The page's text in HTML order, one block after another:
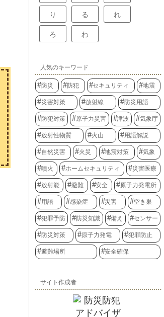
り る れ
ろ わ
人気のキーワード
防災 防犯 セキュリティ 地震
災害対策 放射線 防災用語
防犯対策 原子力災害 津波 気象庁
放射性物質 火山 用語解説
自然災害 火災 地震対策 気象
噴火 ホームセキュリティ 災害医療
放射能 避難 安全 原子力発電所
用語 感染症 災害 空き巣
犯罪予防 防災知識 備え センサー
防災対策 原子力発電 犯罪防止
避難場所 安全確保
サイト作成者